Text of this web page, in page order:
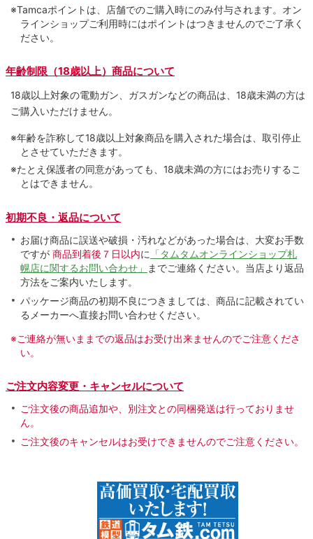
※Tamcaポイントは、店舗でのご購⼊時にのみ付与されます。オン
ラインショップご利用時にはポイントはつきませんのでご了承く
ださい。
年齢制限（18歳以上）商品について
18歳以上対象の電動ガン、ガスガンなどの商品は、18歳未満の方は
ご購入いただけません。
※年齢を詐称して18歳以上対象商品を購入された場合は、取引停止
とさせていただきます。
※たとえ保護者の同意があっても、18歳未満の方にはお売りするこ
とはできません。
初期不良・返品について
お届け商品に誤送や破損・汚れなどがあった場合は、大変お手数
ですが 商品到着後７日以内に 「タムタムオンラインショップ札
幌店に関するお問い合わせ」
までご連絡ください。当店より返品
方法をご案内いたします。
パッケージ商品の初期不良につきましては、商品に記載されてい
るメーカーへ直接お問い合わせください。
※ご連絡が無いままでの返品はお受け出来ませんのでご注意くださ
い。
ご注文内容変更・キャンセルについて
ご注文後の商品追加や、別注文との同梱発送は行っておりませ
ん。
ご注文後のキャンセルはお受けできませんのでご注意ください。